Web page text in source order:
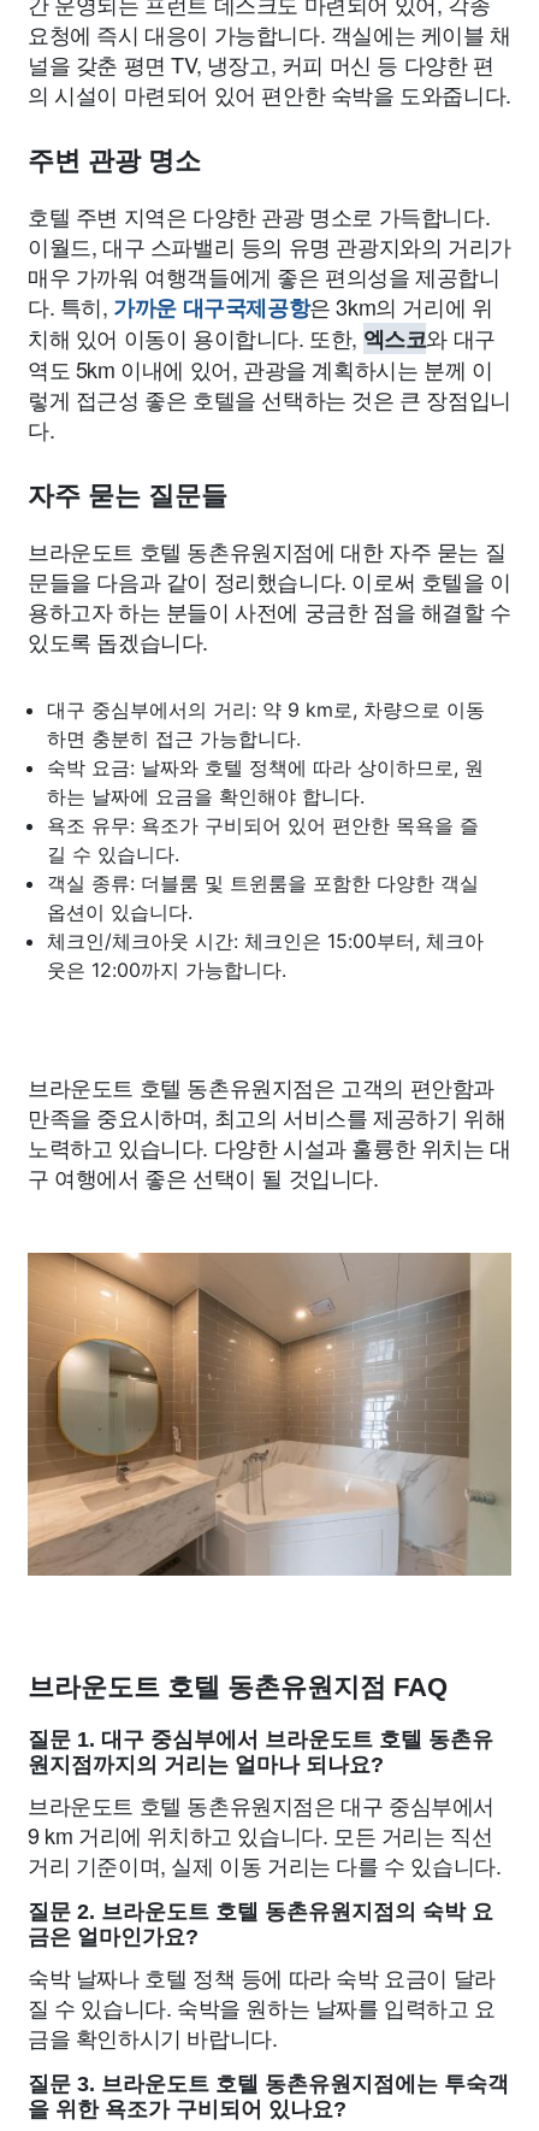
요청에 즉시 대응이 가능합니다. 객실에는 케이블 채
널을 갖춘 평면 TV, 냉장고, 커피 머신 등 다양한 편
의 시설이 마련되어 있어 편안한 숙박을 도와줍니다.
주변 관광 명소
호텔 주변 지역은 다양한 관광 명소로 가득합니다.
이월드, 대구 스파밸리 등의 유명 관광지와의 거리가
매우 가까워 여행객들에게 좋은 편의성을 제공합니
다. 특히, 가까운 대구국제공항은 3km의 거리에 위
치해 있어 이동이 용이합니다. 또한, 엑스코와 대구
역도 5km 이내에 있어, 관광을 계획하시는 분께 이
렇게 접근성 좋은 호텔을 선택하는 것은 큰 장점입니
다.
자주 묻는 질문들
브라운도트 호텔 동촌유원지점에 대한 자주 묻는 질
문들을 다음과 같이 정리했습니다. 이로써 호텔을 이
용하고자 하는 분들이 사전에 궁금한 점을 해결할 수
있도록 돕겠습니다.
대구 중심부에서의 거리: 약 9 km로, 차량으로 이동
하면 충분히 접근 가능합니다.
숙박 요금: 날짜와 호텔 정책에 따라 상이하므로, 원
하는 날짜에 요금을 확인해야 합니다.
욕조 유무: 욕조가 구비되어 있어 편안한 목욕을 즐
길 수 있습니다.
객실 종류: 더블룸 및 트윈룸을 포함한 다양한 객실
옵션이 있습니다.
체크인/체크아웃 시간: 체크인은 15:00부터, 체크아
웃은 12:00까지 가능합니다.
브라운도트 호텔 동촌유원지점은 고객의 편안함과
만족을 중요시하며, 최고의 서비스를 제공하기 위해
노력하고 있습니다. 다양한 시설과 훌륭한 위치는 대
구 여행에서 좋은 선택이 될 것입니다.
브라운도트 호텔 동촌유원지점 FAQ
질문 1. 대구 중심부에서 브라운도트 호텔 동촌유
원지점까지의 거리는 얼마나 되나요?
브라운도트 호텔 동촌유원지점은 대구 중심부에서
9 km 거리에 위치하고 있습니다. 모든 거리는 직선
거리 기준이며, 실제 이동 거리는 다를 수 있습니다.
질문 2. 브라운도트 호텔 동촌유원지점의 숙박 요
금은 얼마인가요?
숙박 날짜나 호텔 정책 등에 따라 숙박 요금이 달라
질 수 있습니다. 숙박을 원하는 날짜를 입력하고 요
금을 확인하시기 바랍니다.
질문 3. 브라운도트 호텔 동촌유원지점에는 투숙객
을 위한 욕조가 구비되어 있나요?